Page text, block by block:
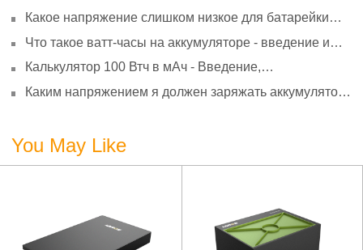
Какое напряжение слишком низкое для батарейки
старение
Что такое ватт-часы на аккумуляторе - введение и
Калькулятор 100 Втч в мАч - Введение,
Каким напряжением я должен заряжать аккумулятор
You May Like